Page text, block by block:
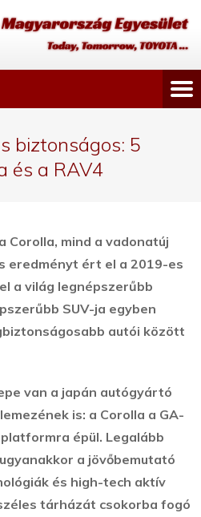
biztonságos: 5
és a RAV4
Corolla, mind a vadonatúj
eredményt ért el a 2019-es
a világ legnépszerűbb
SUV-ja egyben
autói között
van a japán autógyártó
is: a Corolla a GA-
platformra épül. Legalább
a jövőbemutató
és high-tech aktív
tárházát csokorba fogó